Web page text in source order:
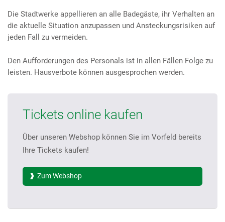
Die Stadtwerke appellieren an alle Badegäste, ihr Verhalten an
die aktuelle Situation anzupassen und Ansteckungsrisiken auf
jeden Fall zu vermeiden.
Den Aufforderungen des Personals ist in allen Fällen Folge zu
leisten. Hausverbote können ausgesprochen werden.
Tickets online kaufen
Über unseren Webshop können Sie im Vorfeld bereits
Ihre Tickets kaufen!
Zum Webshop